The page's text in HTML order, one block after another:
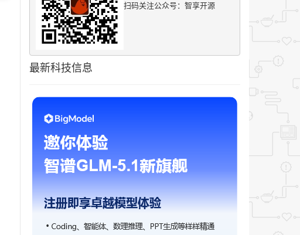
扫码关注公众号：智享开源
最新科技信息